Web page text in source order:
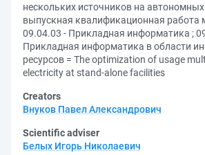
нескольких источников на
выпускная квалификационная работа
09.04.03 - Прикладная информатика ;
Прикладная информатика в области
ресурсов = The optimization of usage
electricity at stand-alone facilities
Creators
Внуков Павел Александрович
Scientific adviser
Белых Игорь Николаевич